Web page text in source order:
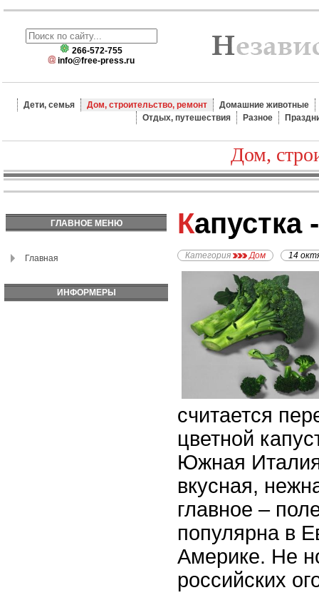
266-572-755
info@free-press.ru
Дети, семья Дом, строительство, ремонт
Домашние животные
Отдых, путешествия
Разное
Дом,
ГЛАВНОЕ МЕНЮ
Главная
ИНФОРМЕРЫ
Категория Дом 14
считается
цветной
Южная
вкусная,
главное –
популярна в
Америке. Не
российских